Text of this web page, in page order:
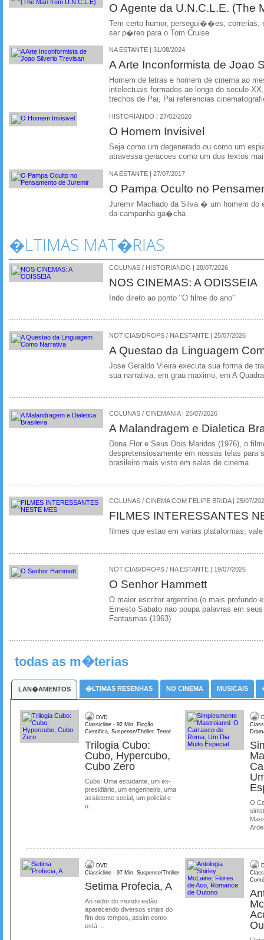
O Agente da U.N.C.L.E. (The
Tem certo humor, persegui��es, correrias,
ser p�reo para o Tom Cruise
NA ESTANTE | 31/08/2024
A Arte Inconformista de Joao
Homem de letras e homem de cinema ao
intelectuais formados ao longo do seculo
trechos de Pai, Pai referencias
HISTORIANDO | 27/02/2020
O Homem Invisivel
Seja como um degenerado ou como um
atravessa geracoes como um dos textos
NA ESTANTE | 27/07/2017
O Pampa Oculto no
Juremir Machado da Silva � um homem do
da campanha ga�cha
�LTIMAS MAT�RIAS
COLUNAS / HISTORIANDO | 28/07/2026
NOS CINEMAS: A ODISSEIA
Indo direto ao ponto "O filme do ano"
NOTICIAS/DROPS / NA ESTANTE | 25/07/2026
A Questao da Linguagem
Jose Geraldo Vieira executa sua forma de
sua narrativa, em grau maximo, em A
COLUNAS / CINEMANIA | 25/07/2026
A Malandragem e Dialetica
Dona Flor e Seus Dois Maridos (1976), o
despretensiosamente em nossas telas para
brasileiro mais visto em salas de cinema
COLUNAS / CINEMA COM FELIPE BRIDA | 25/07/
FILMES INTERESSANTES
filmes que estao em varias plataformas,
NOTICIAS/DROPS / NA ESTANTE | 19/07/2026
O Senhor Hammett
O maior escritor argentino (o mais profundo
Ernesto Sabato nao poupa palavras em
Fantasmas (1963)
todas as m�terias
LAN�AMENTOS �LTIMAS RESENHAS NO CINEMA MUSICAIS
DVD
Classicline - 92 Min. Ficção
Cientifica, Suspense/Thriller, Terror
Trilogia Cubo:
Cubo, Hypercubo,
Cubo Zero
Cubo: Uma estudante, um ex-
presidiário, um engenheiro, uma
assistente social, um policial e
u...
O
DVD
Classicline - 97 Min. Suspense/Thriller
Setima Profecia, A
Ao redor do mundo estão
aparecendo diversos sinais do
fim dos tempos, assim como
está ...